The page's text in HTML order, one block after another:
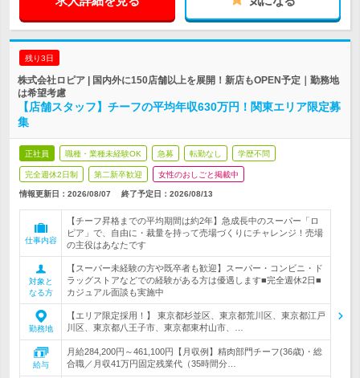
残り3日
株式会社ロピア | 国内外に150店舗以上を展開！新店もOPEN予定｜勤務地
は希望考慮
【店舗スタッフ】チーフの平均年収630万円！関東エリア限定募
集
正社員 職種・業種未経験OK 急募 転勤なし 学歴不問
完全週休2日制 第二新卒歓迎 女性のおしごと掲載中
情報更新日：2026/08/07 終了予定日： 2026/08/13
仕事内容
【チーフ昇格までの平均期間は約2年】急成長中のスーパー「ロ
ピア」で、自由に・裁量を持って売場づくりにチャレンジ！売場
の主役はあなたです
対象と
なる方
【スーパー未経験の方や既卒者も歓迎】スーパー・コンビニ・ド
ラッグストアなどでの経験がある方は優遇します■完全週休2日■
カジュアル面談も実施中
勤務地
【エリア限定採用！】 東京都杉並区、東京都荒川区、東京都江戸
川区、東京都八王子市、東京都東村山市、…
給与
月給284,200円～461,100円【月収例】精肉部門チーフ(36歳)・総
合職／月収41万円固定残業代（35時間分…